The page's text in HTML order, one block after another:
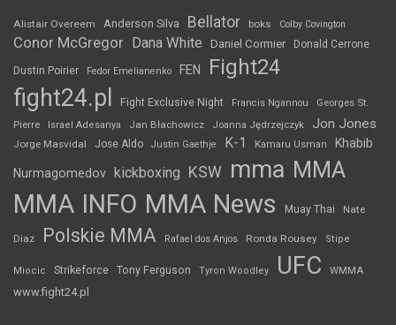
Alistair Overeem Anderson Silva Bellator boks Colby Covington
Conor McGregor Dana White Daniel Cormier Donald Cerrone
Dustin Poirier Fedor Emelianenko FEN Fight24
fight24.pl Fight Exclusive Night Francis Ngannou
Georges St.
Pierre
Israel Adesanya Jan Błachowicz Joanna Jędrzejczyk Jon Jones
Jorge Masvidal Jose Aldo Justin Gaethje K-1 Kamaru Usman Khabib
Nurmagomedov kickboxing KSW mma MMA
MMA INFO MMA News Muay Thai Nate
Diaz Polskie MMA Rafael dos Anjos Ronda Rousey Stipe
Miocic Strikeforce Tony Ferguson Tyron Woodley UFC WMMA
www.fight24.pl